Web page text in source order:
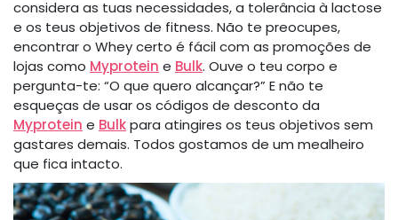
considera as tuas necessidades, a tolerância à lactose
e os teus objetivos de fitness. Não te preocupes,
encontrar o Whey certo é fácil com as promoções de
lojas como Myprotein e Bulk. Ouve o teu corpo e
pergunta-te: “O que quero alcançar?” E não te
esqueças de usar os códigos de desconto da
Myprotein e Bulkpara atingires os teus objetivos sem
gastares demais. Todos gostamos de um mealheiro
que fica intacto.